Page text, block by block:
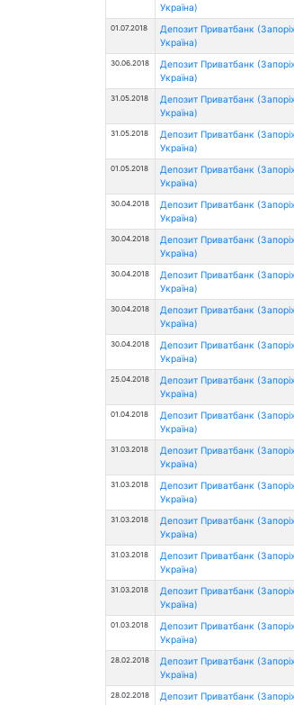
Україна)
01.07.2018
Депозит Приватбанк
Україна)
30.06.2018
Депозит Приватбанк
Україна)
31.05.2018
Депозит Приватбанк
Україна)
31.05.2018
Депозит Приватбанк
Україна)
01.05.2018
Депозит Приватбанк
Україна)
30.04.2018
Депозит Приватбанк
Україна)
30.04.2018
Депозит Приватбанк
Україна)
30.04.2018
Депозит Приватбанк
Україна)
30.04.2018
Депозит Приватбанк
Україна)
30.04.2018
Депозит Приватбанк
Україна)
25.04.2018
Депозит Приватбанк
Україна)
01.04.2018
Депозит Приватбанк
Україна)
31.03.2018
Депозит Приватбанк
Україна)
31.03.2018
Депозит Приватбанк
Україна)
31.03.2018
Депозит Приватбанк
Україна)
31.03.2018
Депозит Приватбанк
Україна)
31.03.2018
Депозит Приватбанк
Україна)
01.03.2018
Депозит Приватбанк
Україна)
28.02.2018
Депозит Приватбанк
Україна)
28.02.2018
Депозит Приватбанк